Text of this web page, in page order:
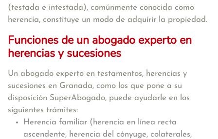
(testada e intestada), comúnmente conocida como
herencia, constituye un modo de adquirir la propiedad.
Funciones de un abogado experto en
herencias y sucesiones
Un abogado experto en testamentos, herencias y
sucesiones en Granada, como los que pone a su
disposición SuperAbogado, puede ayudarle en los
siguientes trámites:
Herencia familiar (herencia en línea recta
ascendente, herencia del cónyuge, colaterales,